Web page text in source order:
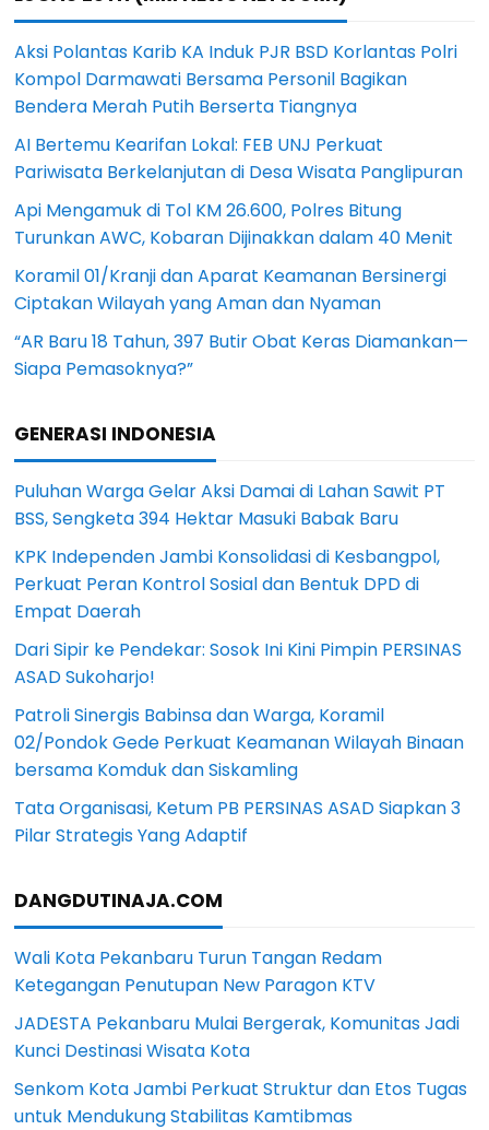
Aksi Polantas Karib KA Induk PJR BSD Korlantas Polri
Kompol Darmawati Bersama Personil Bagikan
Bendera Merah Putih Berserta Tiangnya
AI Bertemu Kearifan Lokal: FEB UNJ Perkuat
Pariwisata Berkelanjutan di Desa Wisata Panglipuran
Api Mengamuk di Tol KM 26.600, Polres Bitung
Turunkan AWC, Kobaran Dijinakkan dalam 40 Menit
Koramil 01/Kranji dan Aparat Keamanan Bersinergi
Ciptakan Wilayah yang Aman dan Nyaman
“AR Baru 18 Tahun, 397 Butir Obat Keras Diamankan—
Siapa Pemasoknya?”
GENERASI INDONESIA
Puluhan Warga Gelar Aksi Damai di Lahan Sawit PT
BSS, Sengketa 394 Hektar Masuki Babak Baru
KPK Independen Jambi Konsolidasi di Kesbangpol,
Perkuat Peran Kontrol Sosial dan Bentuk DPD di
Empat Daerah
Dari Sipir ke Pendekar: Sosok Ini Kini Pimpin PERSINAS
ASAD Sukoharjo!
Patroli Sinergis Babinsa dan Warga, Koramil
02/Pondok Gede Perkuat Keamanan Wilayah Binaan
bersama Komduk dan Siskamling
Tata Organisasi, Ketum PB PERSINAS ASAD Siapkan 3
Pilar Strategis Yang Adaptif
DANGDUTINAJA.COM
Wali Kota Pekanbaru Turun Tangan Redam
Ketegangan Penutupan New Paragon KTV
JADESTA Pekanbaru Mulai Bergerak, Komunitas Jadi
Kunci Destinasi Wisata Kota
Senkom Kota Jambi Perkuat Struktur dan Etos Tugas
untuk Mendukung Stabilitas Kamtibmas